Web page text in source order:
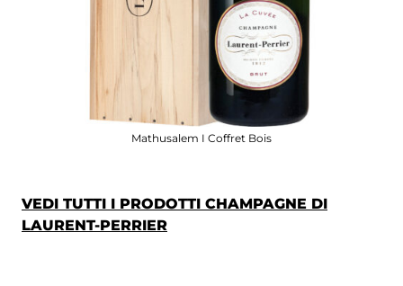
Mathusalem I Coffret Bois
VEDI TUTTI I PRODOTTI CHAMPAGNE DI
LAURENT-PERRIER